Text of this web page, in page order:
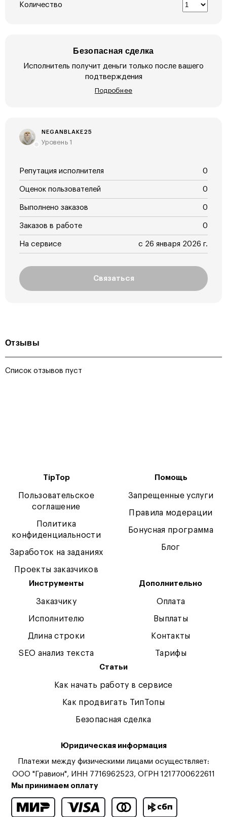
Количество
Безопасная сделка
Исполнитель получит деньги только после вашего
подтверждения
Подробнее
NEGANBLAKE25
Уровень 1
Репутация исполнителя 0
Оценок пользователей 0
Выполнено заказов 0
Заказов в работе 0
На сервисе с 26 января 2026 г.
Связаться
Отзывы
Список отзывов пуст
TipTop
Пользовательское
соглашение
Политика
конфиденциальности
Заработок на заданиях
Проекты заказчиков
Помощь
Запрещенные услуги
Правила модерации
Бонусная программа
Блог
Инструменты
Заказчику
Исполнителю
Длина строки
SEO анализ текста
Дополнительно
Оплата
Выплаты
Контакты
Тарифы
Статьи
Как начать работу в сервисе
Как продвигать ТипТопы
Безопасная сделка
Юридическая информация
Платежи между физическими лицами осуществляет:
ООО "Гравион", ИНН 7716962523, ОГРН 1217700622611
Мы принимаем оплату